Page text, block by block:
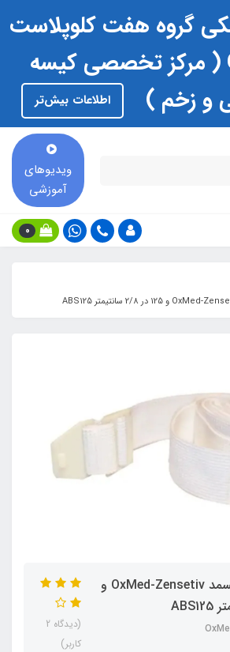
گروه هفت کلوپلاست
Coloplast ( مرکز تخصصی کیسه
و زخم )
اطلاعات بیش‌تر
ویدیوهای
آموزشی
0
کمربند استومی اکسمد OxMed-Zensetiv و
(دیدگاه 2
کاربر)